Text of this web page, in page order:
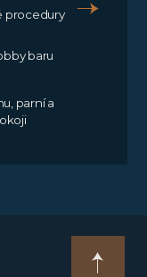
procedury
baru
parní a